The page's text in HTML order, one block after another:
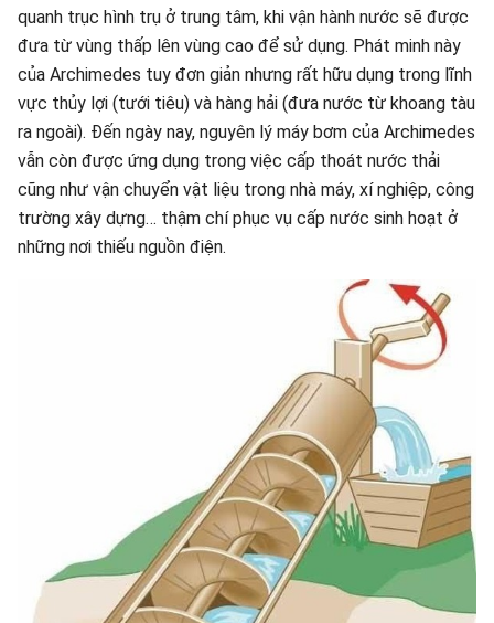
quanh trục hình trụ ở trung tâm, khi vận hành nước sẽ được
đưa từ vùng thấp lên vùng cao để sử dụng. Phát minh này
của Archimedes tuy đơn giản nhưng rất hữu dụng trong lĩnh
vực thủy lợi (tưới tiêu) và hàng hải (đưa nước từ khoang tàu
ra ngoài). Đến ngày nay, nguyên lý máy bơm của Archimedes
vẫn còn được ứng dụng trong việc cấp thoát nước thải
cũng như vận chuyển vật liệu trong nhà máy, xí nghiệp, công
trường xây dựng… thậm chí phục vụ cấp nước sinh hoạt ở
những nơi thiếu nguồn điện.